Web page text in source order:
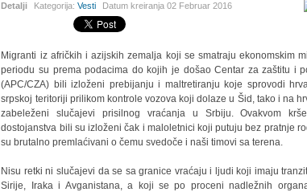
Detalji Kategorija:Vesti Datum kreiranja02 Februar 2016
Migranti iz afričkih i azijskih zemalja koji se smatraju ekonomskim
periodu su prema podacima do kojih je došao Centar za zaštitu i
(APC/CZA) bili izloženi prebijanju i maltretiranju koje sprovodi
srpskoj teritoriji prilikom kontrole vozova koji dolaze u Šid, tako i na
zabeleženi slučajevi prisilnog vraćanja u Srbiju. Ovakvom
dostojanstva bili su izloženi čak i maloletnici koji putuju bez pratnje
su brutalno premlaćivani o čemu svedoče i naši timovi sa terena.
Nisu retki ni slučajevi da se sa granice vraćaju i ljudi koji imaju
Sirije, Iraka i Avganistana, a koji se po proceni nadležnih